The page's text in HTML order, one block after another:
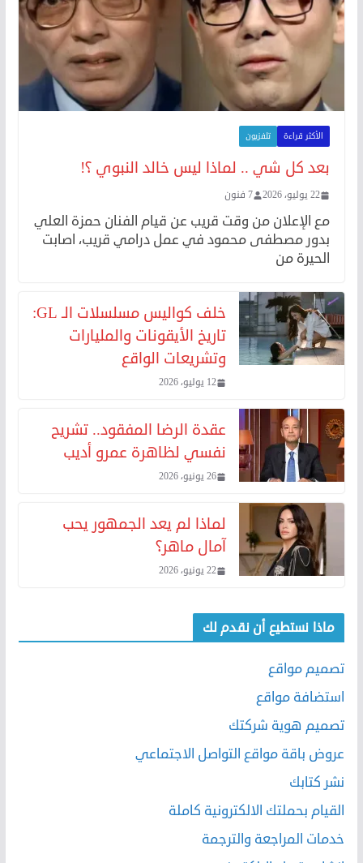
الأكثر قراءة تلفزيون
بعد كل شي .. لماذا ليس خالد النبوي ؟!
22 يوليو، 2026 7 فنون
مع الإعلان من وقت قريب عن قيام الفنان حمزة العلي
بدور مصطفى محمود في عمل درامي قريب، اصابت
الحيرة من
خلف كواليس مسلسلات الـ GL:
تاريخ الأيقونات والمليارات
وتشريعات الواقع
12 يوليو، 2026
عقدة الرضا المفقود.. تشريح
نفسي لظاهرة عمرو أديب
26 يونيو، 2026
لماذا لم يعد الجمهور يحب
آمال ماهر؟
22 يونيو، 2026
ماذا نستطيع أن نقدم لك
تصميم مواقع
استضافة مواقع
تصميم هوية شركتك
عروض باقة مواقع التواصل الاجتماعي
نشر كتابك
القيام بحملتك الالكترونية كاملة
خدمات المراجعة والترجمة